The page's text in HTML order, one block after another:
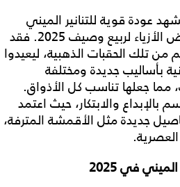
2025، بدأنا نشهد عودة قوية للتنانير الميني
القصيرة على منصات عروض الأزياء لربيع وصيف 2025. فقد
تلك الحقبات الذهبية، ليعيدوا
بأساليب جديدة ومختلفة
جعلها تناسب كل الأذواق.
والابتكار، حيث اعتمد
جديدة مثل الأقمشة المترفة،
العصرية.
في 2025